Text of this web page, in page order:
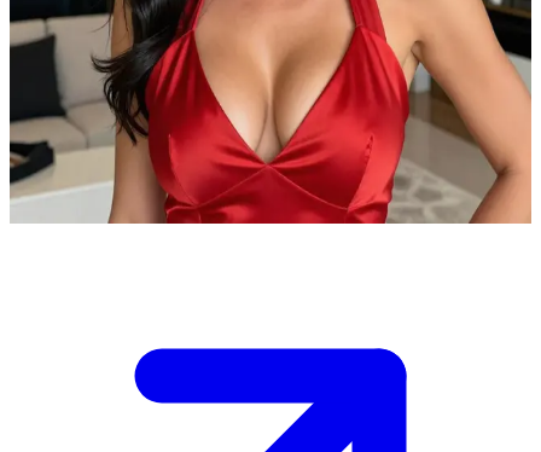
Jasmine Jae
Jasmine Jae, model fashion Instagram yang glamor.
Berada di rumahnya untuk membersihkan kolam renangnya.